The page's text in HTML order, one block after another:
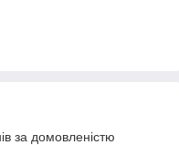
за домовленістю